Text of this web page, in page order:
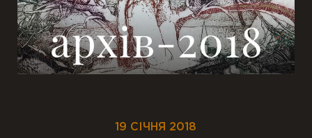
19 СІЧНЯ 2018